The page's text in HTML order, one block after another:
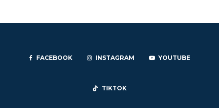
FACEBOOK INSTAGRAM YOUTUBE
TIKTOK